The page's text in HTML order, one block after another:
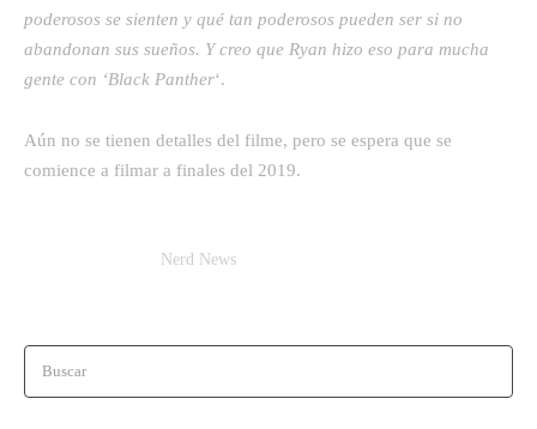
poderosos se sienten y qué tan poderosos pueden ser si no
abandonan sus sueños. Y creo que Ryan hizo eso para mucha
gente con ‘Black Panther‘.
Aún no se tienen detalles del filme, pero se espera que se
comience a filmar a finales del 2019.
Nerd News
Buscar